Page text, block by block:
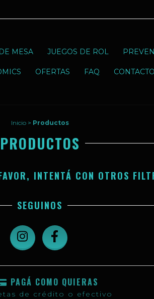
MESA JUEGOS DE ROL
OFERTAS FAQ CONTACTO
Inicio > Productos
PRODUCTOS
INTENTÁ CON OTROS
SEGUINOS
PAGÁ COMO QUIERAS
de crédito o efectivo